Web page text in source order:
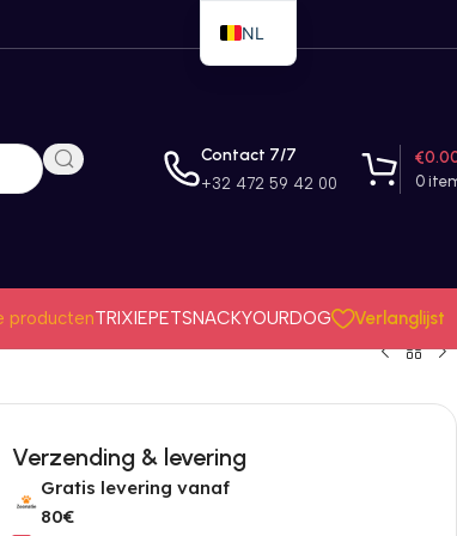
Contact 7/7
+32 472 59 42 00 0
€
productenTRIXIEPETSNACKYOURDOG
Verlanglijst
Verzending & levering
Gratis levering vanaf
80€
NL
EN